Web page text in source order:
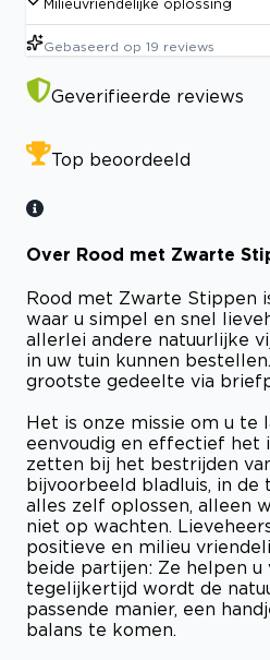
Milieuvriendelijke oplossing
Gebaseerd op 19 reviews
Geverifieerde reviews
Top beoordeeld
Over Rood met Zwarte
Rood met Zwarte Stippen
waar u simpel en snel
allerlei andere natuurlijke
in uw tuin kunnen
grootste gedeelte via
Het is onze missie om u te
eenvoudig en effectief het
zetten bij het bestrijden
bijvoorbeeld bladluis, in de
alles zelf oplossen, alleen
niet op wachten.
positieve en milieu
beide partijen: Ze helpen
tegelijkertijd wordt de
passende manier, een
balans te komen.